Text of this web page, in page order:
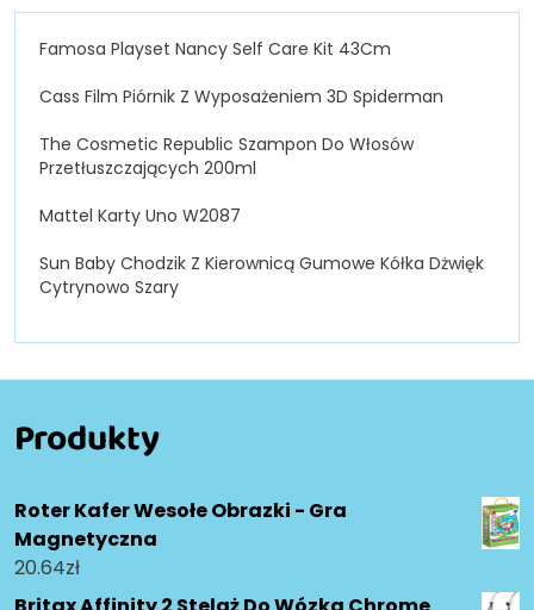
Famosa Playset Nancy Self Care Kit 43Cm
Cass Film Piórnik Z Wyposażeniem 3D Spiderman
The Cosmetic Republic Szampon Do Włosów
Przetłuszczających 200ml
Mattel Karty Uno W2087
Sun Baby Chodzik Z Kierownicą Gumowe Kółka Dżwięk
Cytrynowo Szary
Produkty
Roter Kafer Wesołe Obrazki - Gra
Magnetyczna
20.64zł